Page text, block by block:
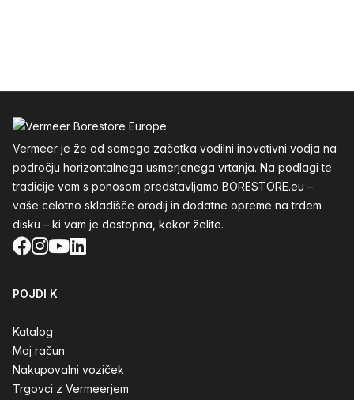
Vermeer je že od samega začetka vodilni inovativni vodja na
področju horizontalnega usmerjenega vrtanja. Na podlagi te
tradicije vam s ponosom predstavljamo BORESTORE.eu –
vaše celotno skladišče orodij in dodatne opreme na trdem
disku – ki vam je dostopna, kakor želite.
Facebook
Instagram
YouTube
LinkedIn
POJDI K
Katalog
Moj račun
Nakupovalni voziček
Trgovci z Vermeerjem